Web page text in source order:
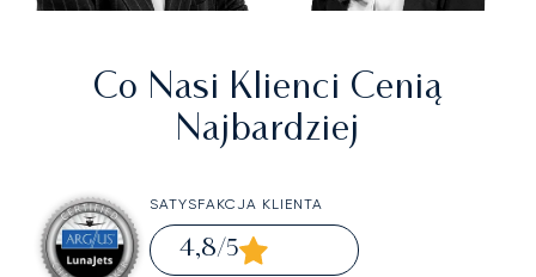
Co Nasi Klienci Cenią
Najbardziej
SATYSFAKCJA KLIENTA
4,8/5